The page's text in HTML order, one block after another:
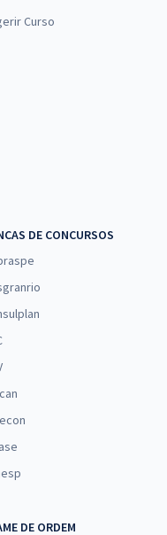
Curso
DE CONCURSOS
DE ORDEM